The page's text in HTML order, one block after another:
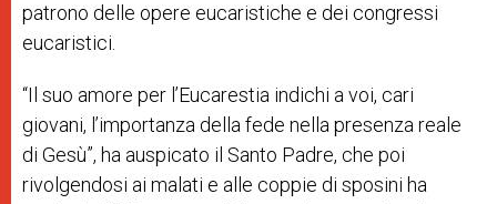
patrono delle opere eucaristiche e dei congressi
eucaristici.
“Il suo amore per l’Eucarestia indichi a voi, cari
giovani, l’importanza della fede nella presenza reale
di Gesù”, ha auspicato il Santo Padre, che poi
rivolgendosi ai malati e alle coppie di sposini ha